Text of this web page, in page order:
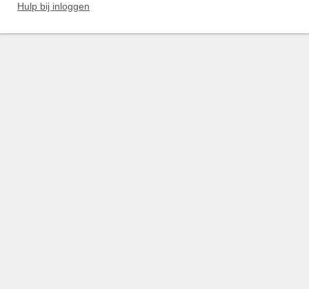
Hulp bij inloggen